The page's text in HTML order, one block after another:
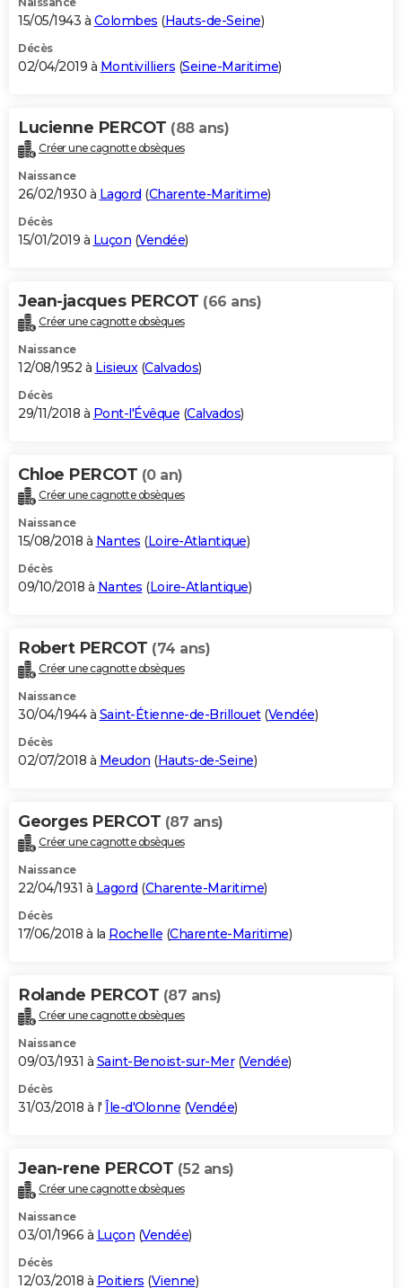
15/05/1943 à Colombes (Hauts-de-Seine)
Décès
02/04/2019 à Montivilliers (Seine-Maritime)
Lucienne PERCOT (88 ans)
Créer une cagnotte obsèques
Naissance
26/02/1930 à Lagord (Charente-Maritime)
Décès
15/01/2019 à Luçon (Vendée)
Jean-jacques PERCOT (66 ans)
Créer une cagnotte obsèques
Naissance
12/08/1952 à Lisieux(Calvados)
Décès
29/11/2018 à Pont-l'Évêque (Calvados)
Chloe PERCOT (0 an)
Créer une cagnotte obsèques
Naissance
15/08/2018 à Nantes (Loire-Atlantique)
Décès
09/10/2018 à Nantes (Loire-Atlantique)
Robert PERCOT (74 ans)
Créer une cagnotte obsèques
Naissance
30/04/1944 à Saint-Étienne-de-Brillouet(Vendée)
Décès
02/07/2018 à Meudon (Hauts-de-Seine)
Georges PERCOT (87 ans)
Créer une cagnotte obsèques
Naissance
22/04/1931 à Lagord (Charente-Maritime)
Décès
17/06/2018 à la Rochelle (Charente-Maritime)
Rolande PERCOT (87 ans)
Créer une cagnotte obsèques
Naissance
09/03/1931 à Saint-Benoist-sur-Mer(Vendée)
Décès
31/03/2018 à l' Île-d'Olonne (Vendée)
Jean-rene PERCOT (52 ans)
Créer une cagnotte obsèques
Naissance
03/01/1966 à Luçon (Vendée)
Décès
12/03/2018 à Poitiers (Vienne)